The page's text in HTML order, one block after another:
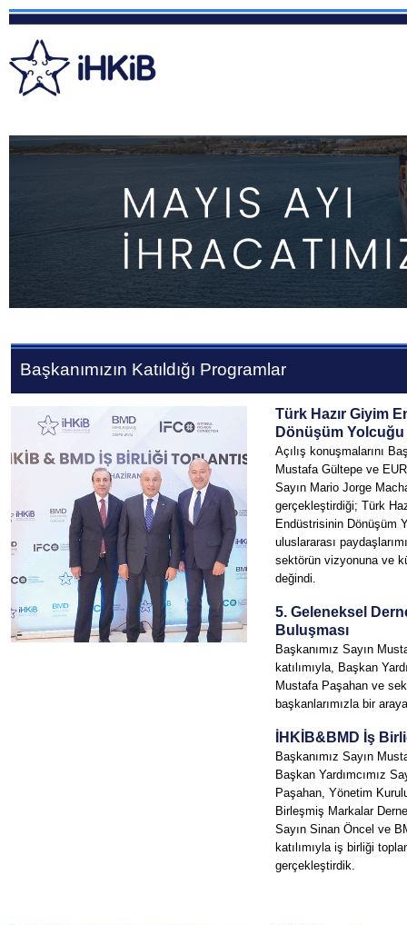
Başkanımızın Katıldığı Programlar
Türk Hazır Giyim
Dönüşüm Yolcuğu
Açılış konuşmalarını
Mustafa Gültepe ve
Sayın Mario Jorge
gerçekleştirdiği; Türk
Endüstrisinin Dönüşüm
uluslararası
sektörün vizyonuna ve
değindi.
5. Geleneksel
Buluşması
Başkanımız Sayın
katılımıyla, Başkan
Mustafa Paşahan ve
başkanlarımızla bir
İHKİB&BMD İş
Başkanımız Sayın
Başkan Yardımcımız
Paşahan, Yönetim
Birleşmiş Markalar
Sayın Sinan Öncel ve
katılımıyla iş birliği
gerçekleştirdik.